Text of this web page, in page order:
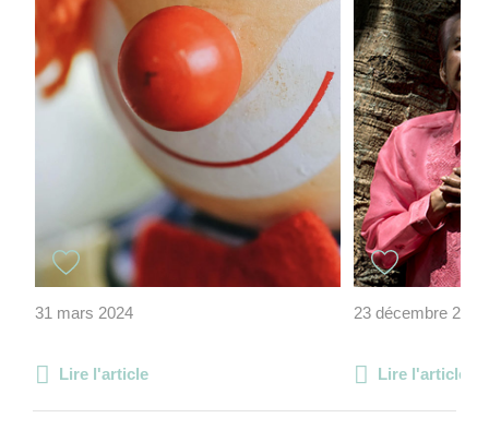
31 mars 2024
Lire l'article
23 décembre 2020
Lire l'article